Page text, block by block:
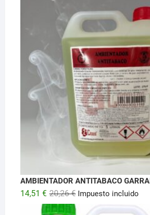
AMBIENTADOR ANTITABACO
20,26€ El
14,51 €
El
Impuesto incluido